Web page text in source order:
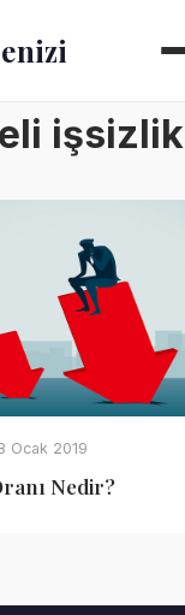
işsizlik
Ocak 2019
Nedir?